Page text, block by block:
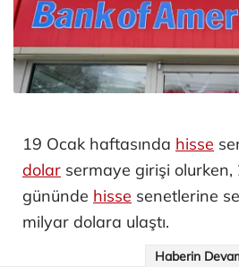
19 Ocak haftasında hisse
dolar sermaye girişi
gününde hisse senetlerine
milyar dolara ulaştı.
Haberin